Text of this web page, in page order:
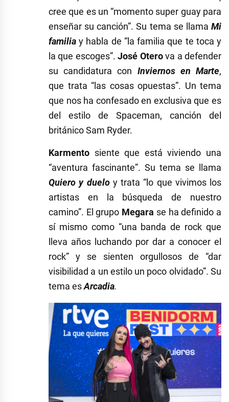
cree que es un “momento super guay para
enseñar su canción”. Su tema se llama Mi
familia y habla de “la familia que te toca y
la que escoges”.José Oterova a defender
su candidatura con Inviernos en Marte,
que trata “las cosas opuestas”. Un tema
que nos ha confesado en exclusiva que es
del estilo de Spaceman, canción del
británico Sam Ryder.
Karmento siente que está viviendo una
“aventura fascinante”. Su tema se llama
Quiero y duelo y trata “lo que vivimos los
artistas en la búsqueda de nuestro
camino”. El grupo Megara se ha definido a
sí mismo como “una banda de rock que
lleva años luchando por dar a conocer el
rock” y se sienten orgullosos de “dar
visibilidad a un estilo un poco olvidado”. Su
tema esArcadia.